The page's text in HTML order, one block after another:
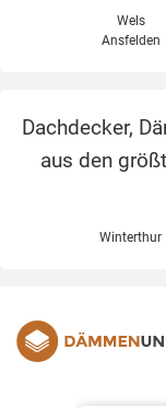
Wels
Ansfelden
Dachdecker,
aus den
Winterthur